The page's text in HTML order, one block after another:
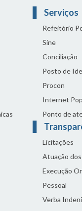
Serviços
Refeitório
Sine
Conciliação
Posto de
Procon
Internet
Ponto de
Licitações
Atuação
Execução
Pessoal
Verba